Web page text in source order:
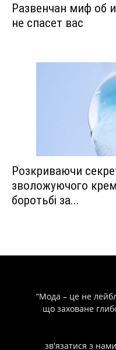
Развенчан миф об
не спасет вас
Розкриваючи
зволожуючого
боротьбі за...
“Мода – це не
що заховане
зв'язатися з